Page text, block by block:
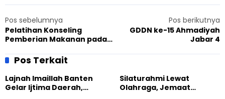
Pos sebelumnya
Pelatihan Konseling
Pemberian Makanan pada
Pos berikutnya
GDDN ke-15 Ahmadiyah
Jabar 4
Pos Terkait
Lajnah Imaillah Banten
Gelar Ijtima Daerah,
Silaturahmi Lewat
Olahraga, Jemaat